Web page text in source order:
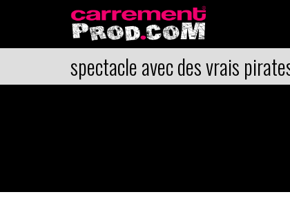
spectacle avec des vrais